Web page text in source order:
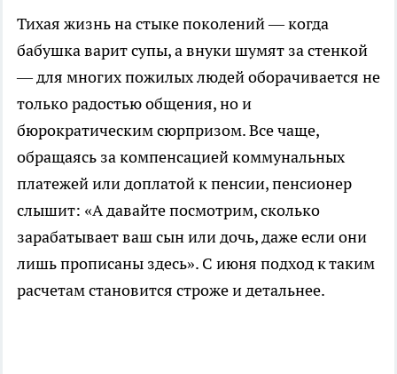
Тихая жизнь на стыке поколений — когда
бабушка варит супы, а внуки шумят за стенкой
— для многих пожилых людей оборачивается не
только радостью общения, но и
бюрократическим сюрпризом. Все чаще,
обращаясь за компенсацией коммунальных
платежей или доплатой к пенсии, пенсионер
слышит: «А давайте посмотрим, сколько
зарабатывает ваш сын или дочь, даже если они
лишь прописаны здесь». С июня подход к таким
расчетам становится строже и детальнее.